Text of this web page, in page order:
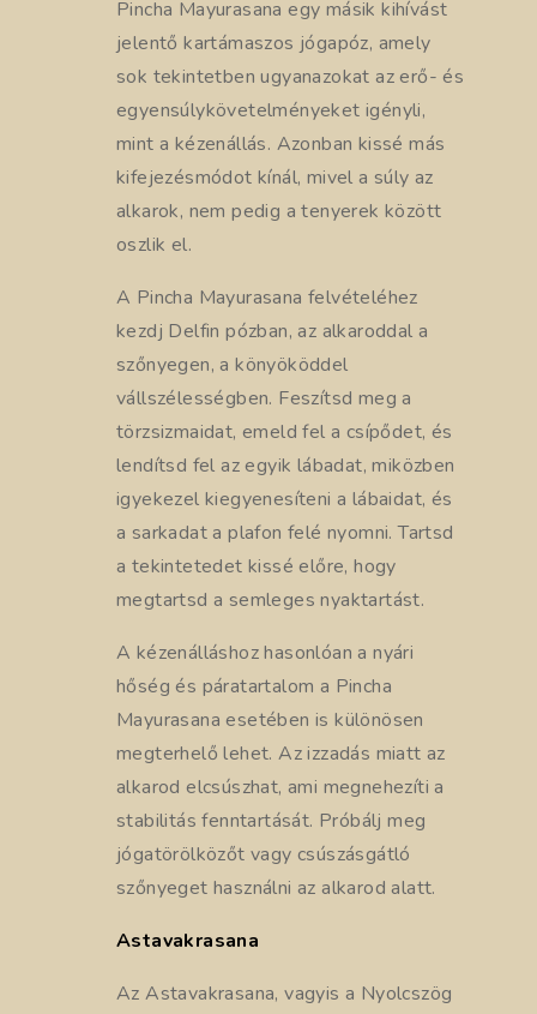
Pincha Mayurasana egy másik kihívást
jelentő kartámaszos jógapóz, amely
sok tekintetben ugyanazokat az erő- és
egyensúlykövetelményeket igényli,
mint a kézenállás. Azonban kissé más
kifejezésmódot kínál, mivel a súly az
alkarok, nem pedig a tenyerek között
oszlik el.
A Pincha Mayurasana felvételéhez
kezdj Delfin pózban, az alkaroddal a
szőnyegen, a könyököddel
vállszélességben. Feszítsd meg a
törzsizmaidat, emeld fel a csípődet, és
lendítsd fel az egyik lábadat, miközben
igyekezel kiegyenesíteni a lábaidat, és
a sarkadat a plafon felé nyomni. Tartsd
a tekintetedet kissé előre, hogy
megtartsd a semleges nyaktartást.
A kézenálláshoz hasonlóan a nyári
hőség és páratartalom a Pincha
Mayurasana esetében is különösen
megterhelő lehet. Az izzadás miatt az
alkarod elcsúszhat, ami megnehezíti a
stabilitás fenntartását. Próbálj meg
jógatörölközőt vagy csúszásgátló
szőnyeget használni az alkarod alatt.
Astavakrasana
Az Astavakrasana, vagyis a Nyolcszög